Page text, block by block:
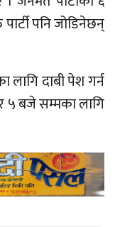
पनि जोडिनेछन्
लागि दाबी पेश गर्न
बजे सम्मका लागि